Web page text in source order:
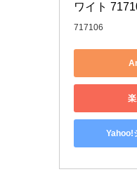
ワイト
717106
Yahoo!